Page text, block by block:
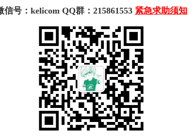
信号：kelicom QQ群：215861553 紧急求助须知